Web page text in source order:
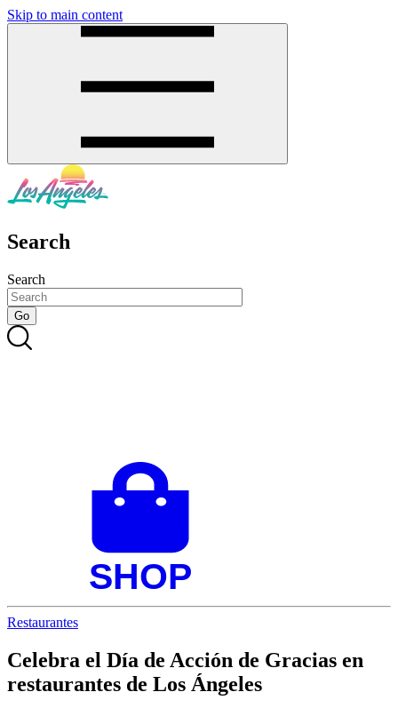
Skip to main content
Search
Search
Restaurantes
Celebra el Día de Acción de Gracias en
restaurantes de Los Ángeles